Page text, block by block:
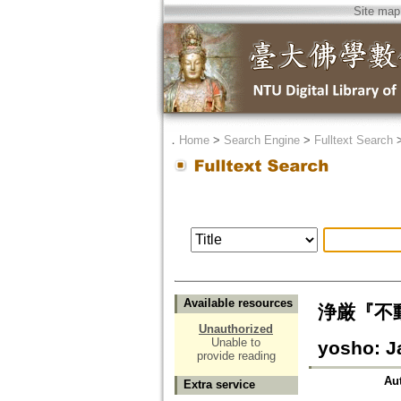
Site map
． Home> Search Engine> Fulltext Search
Available resources
Unauthorized
Unable to
provide reading
Extra service
浄厳『不
yosho: